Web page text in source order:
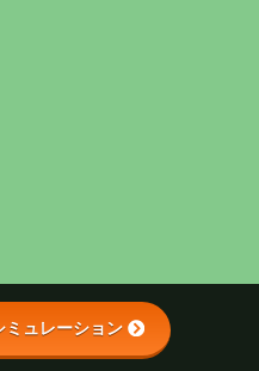
ュレーション